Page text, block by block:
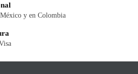
y en Colombia